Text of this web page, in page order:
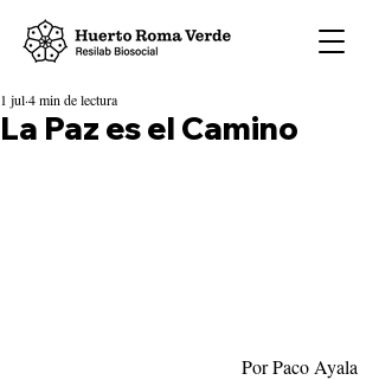
La Paz es el Camino
1 jul4 min de lectura
Por Paco Ayala